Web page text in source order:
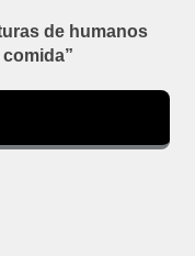
de humanos